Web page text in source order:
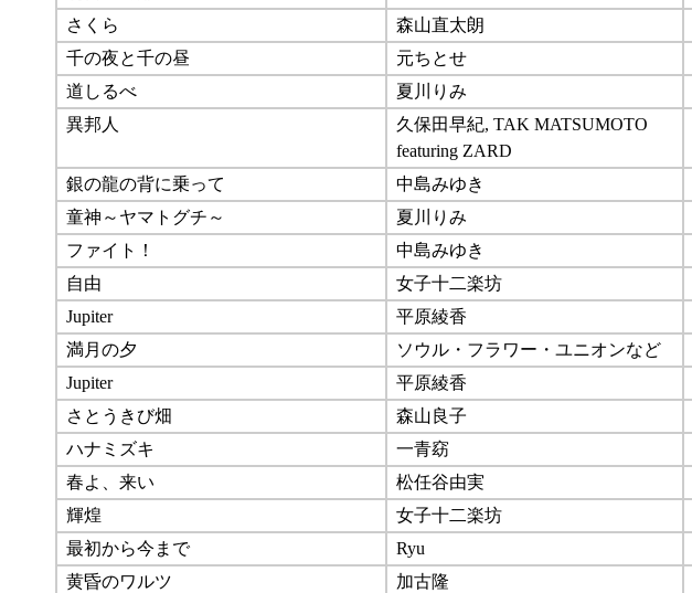
さくら
森山直太朗
千の夜と千の昼
元ちとせ
道しるべ
夏川りみ
異邦人
久保田早紀, TAK MATSUMOTO
featuring ZARD
銀の龍の背に乗って 中島みゆき
童神～ヤマトグチ～
夏川りみ
ファイト！
中島みゆき
自由
女子十二楽坊
Jupiter
平原綾香
満月の夕
ソウル・フラワー・ユニオンなど
Jupiter
平原綾香
さとうきび畑
森山良子
ハナミズキ
一青窈
春よ、来い
松任谷由実
輝煌
女子十二楽坊
最初から今まで
Ryu
黄昏のワルツ
加古隆